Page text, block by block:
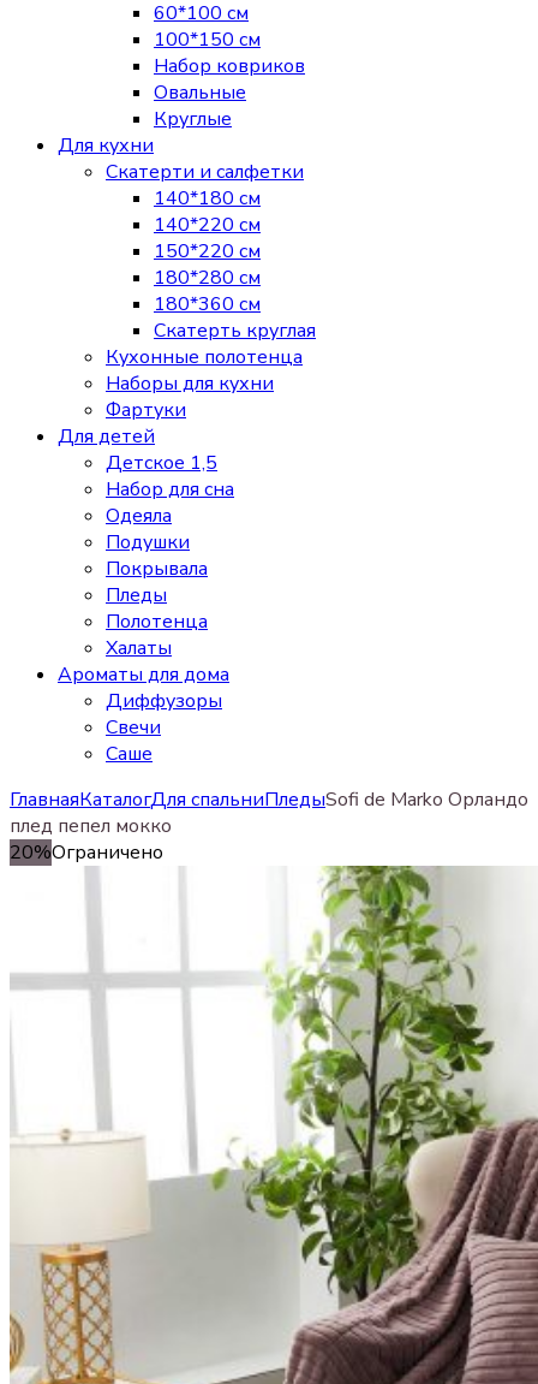
60*100 см
100*150 см
Набор ковриков
Овальные
Круглые
Для кухни
Скатерти и салфетки
140*180 см
140*220 см
150*220 см
180*280 см
180*360 см
Скатерть круглая
Кухонные полотенца
Наборы для кухни
Фартуки
Для детей
Детское 1,5
Набор для сна
Одеяла
Подушки
Покрывала
Пледы
Полотенца
Халаты
Ароматы для дома
Диффузоры
Свечи
Cаше
ГлавнаяКаталогДля спальниПледыSofi de Marko Орландо
плед пепел мокко
20%Ограничено